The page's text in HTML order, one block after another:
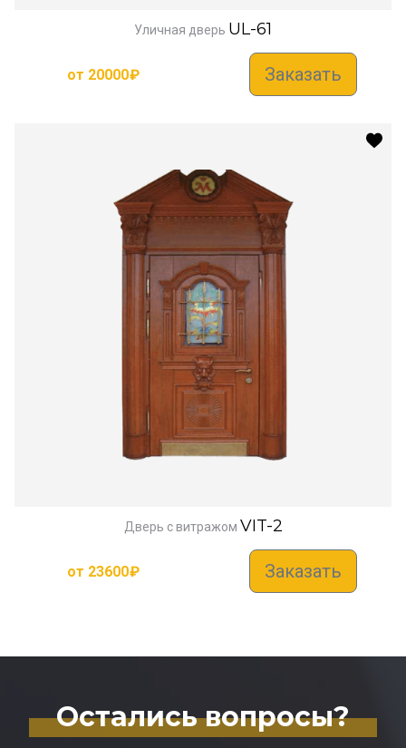
Уличная дверь UL-61
от 20000₽ Заказать
Дверь с витражом VIT-2
от 23600₽ Заказать
Остались вопросы?